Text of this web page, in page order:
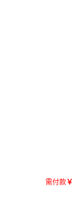
需付款￥